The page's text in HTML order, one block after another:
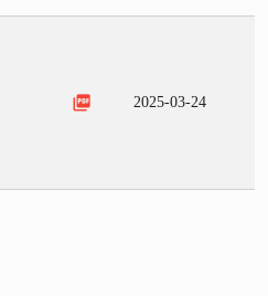
picture_as_pdf 2025-03-24